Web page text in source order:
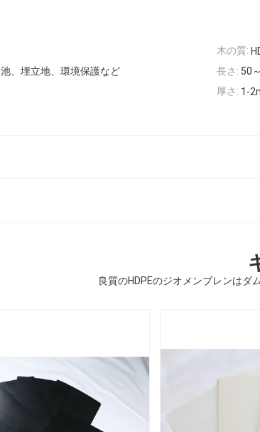
木の質:
池、埋立地、環境保護など 長さ: 50
厚さ: 1-
良質のHDPEのジオメンブレンはダ